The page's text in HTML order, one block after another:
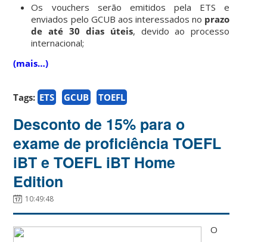
Os vouchers serão emitidos pela ETS e
enviados pelo GCUB aos interessados no prazo
de até 30 dias úteis, devido ao processo
internacional;
(mais…)
Tags: ETS GCUB TOEFL
Desconto de 15% para o
exame de proficiência TOEFL
iBT e TOEFL iBT Home
Edition
10:49:48
O